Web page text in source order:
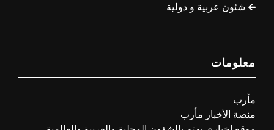
شئون عربية و دولية
معلومات
مأرب
منصة الأخبار مأرب